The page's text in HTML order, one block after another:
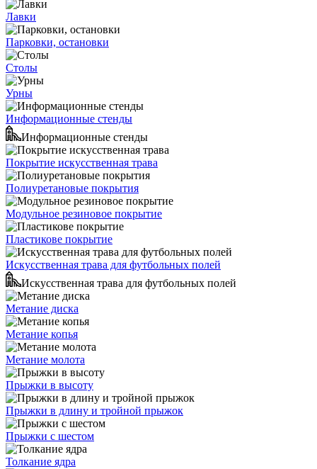
Лавки
Парковки, остановки
Столы
Урны
Информационные стенды
Информационные стенды
Покрытие искусственная трава
Полиуретановые покрытия
Модульное резиновое покрытие
Пластикове покрытие
Искусственная трава для футбольных полей
Искусственная трава для футбольных полей
Метание диска
Метание копья
Метание молота
Прыжки в высоту
Прыжки в длину и тройной прыжок
Прыжки с шестом
Толкание ядра